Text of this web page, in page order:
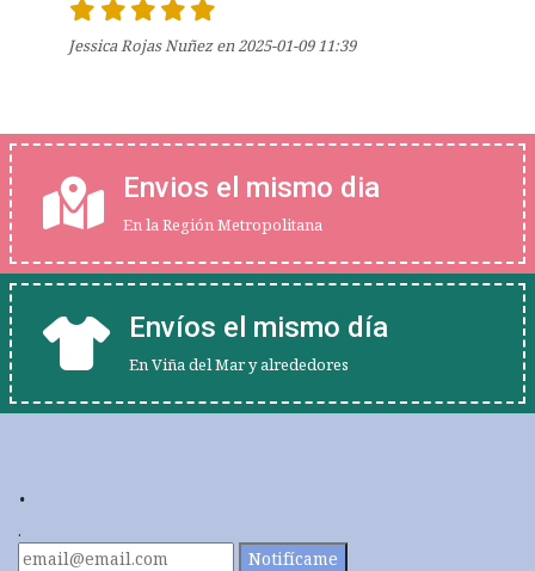
Jessica Rojas Nuñez en 2025-01-09 11:39
Envios el mismo dia
En la Región Metropolitana
Envíos el mismo día
En Viña del Mar y alrededores
.
.
Notifícame